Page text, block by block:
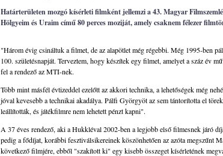
Határterületen mozgó kísérleti filmként jellemzi a 43. Magyar
Hölgyeim és Uraim című 80 perces moziját, amely csaknem félezer
"Három évig csináltuk a filmet, de az alapötlet még régebbi. Még 1995-ben
100. születésnapját. Terveztem, hogy készítek egy filmet, amelyet a száz év
fel a rendező az MTI-nek.
Több mint másfél évtizeddel ezelőtt az akkori technika, a lehetőségek még
jóval kevesebb a technikai akadálya. Pálfi Györgyöt az sem tántorította el
leállították, és játékfilmre nem lehetett pénzt kapni".
A 37 éves rendező, aki a Hukkléval 2002-ben a legjobb első filmesnek járó
pedig a fődíjat, korábbi fesztiválsikereinek köszönhetően az azóta
következő filmjére, ebből "szakított ki" egy kisebb összeget kísérletének